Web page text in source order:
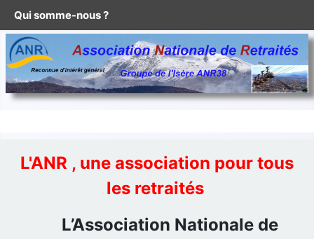
L'ANR , une association pour tous
les retraités
L’Association Nationale de
Qui somme-nous ?